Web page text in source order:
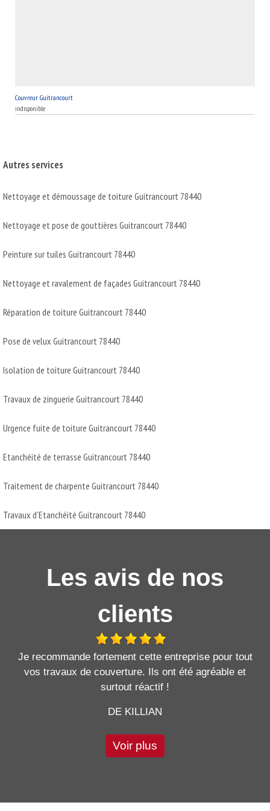
Couvreur Guitrancourt
indisponible
Autres services
Nettoyage et démoussage de toiture Guitrancourt 78440
Nettoyage et pose de gouttières Guitrancourt 78440
Peinture sur tuiles Guitrancourt 78440
Nettoyage et ravalement de façades Guitrancourt 78440
Réparation de toiture Guitrancourt 78440
Pose de velux Guitrancourt 78440
Isolation de toiture Guitrancourt 78440
Travaux de zinguerie Guitrancourt 78440
Urgence fuite de toiture Guitrancourt 78440
Etanchéité de terrasse Guitrancourt 78440
Traitement de charpente Guitrancourt 78440
Travaux d'Etanchéité Guitrancourt 78440
Les avis de nos
clients
Je recommande fortement cette entreprise pour tout
vos travaux de couverture. Ils ont été agréable et
surtout réactif !
DE KILLIAN
Voir plus